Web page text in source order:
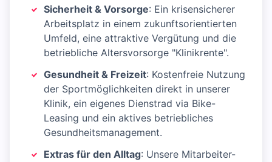
Sicherheit & Vorsorge: Ein krisensicherer
Arbeitsplatz in einem zukunftsorientierten
Umfeld, eine attraktive Vergütung und die
betriebliche Altersvorsorge "Klinikrente".
Gesundheit & Freizeit: Kostenfreie Nutzung
der Sportmöglichkeiten direkt in unserer
Klinik, ein eigenes Dienstrad via Bike-
Leasing und ein aktives betriebliches
Gesundheitsmanagement.
Extras für den Alltag: Unsere Mitarbeiter-